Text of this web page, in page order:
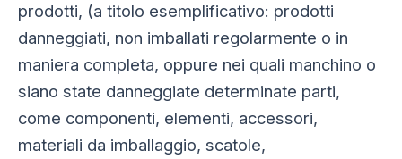
prodotti, (a titolo esemplificativo: prodotti
danneggiati, non imballati regolarmente o in
maniera completa, oppure nei quali manchino o
siano state danneggiate determinate parti,
come componenti, elementi, accessori,
materiali da imballaggio, scatole,